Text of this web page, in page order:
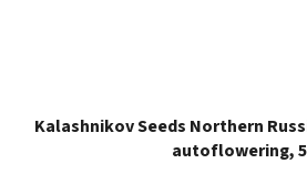
Kalashnikov Seeds Northern
autoflowering,